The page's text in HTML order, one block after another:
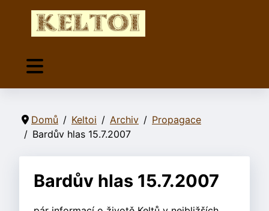
Domů Keltoi Archiv
Propagace
Bardův hlas 15.7.2007
Bardův hlas 15.7.2007